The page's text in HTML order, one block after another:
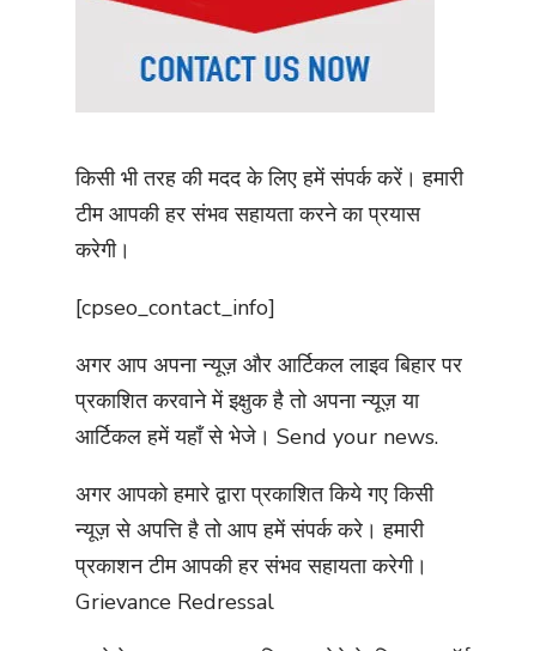
किसी भी तरह की मदद के लिए हमें संपर्क करें। हमारी
टीम आपकी हर संभव सहायता करने का प्रयास
करेगी।
[cpseo_contact_info]
अगर आप अपना न्यूज़ और आर्टिकल लाइव बिहार पर
प्रकाशित करवाने में इक्षुक है तो अपना न्यूज़ या
आर्टिकल हमें यहाँ से भेजे। Send your news.
अगर आपको हमारे द्वारा प्रकाशित किये गए किसी
न्यूज़ से अपत्ति है तो आप हमें संपर्क करे। हमारी
प्रकाशन टीम आपकी हर संभव सहायता करेगी।
Grievance Redressal